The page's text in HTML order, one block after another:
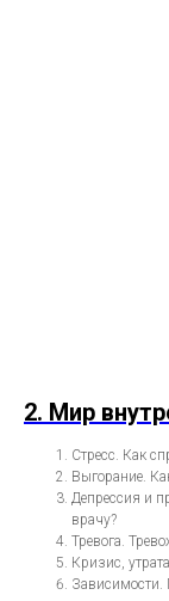
2. Мир
Стресс. Как
Выгорание.
Депрессия и
врачу?
Тревога.
Кризис,
Зависимости.